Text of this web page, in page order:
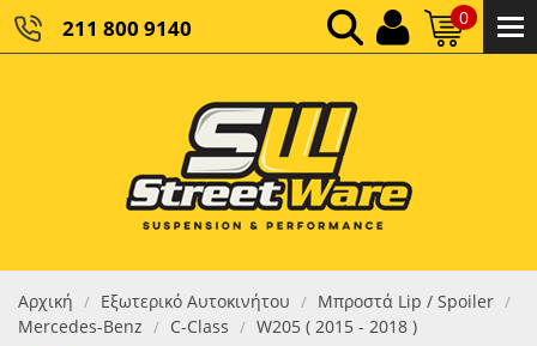
211 800 9140 0
ΚΑΘΑΡΌ ΣΎΝΟΛΟ:
ΤΕΛΙΚΌ ΣΎΝΟΛΟ:0,00 €
Αρχική / Εξωτερικό Αυτοκινήτου / Μπροστά Lip / Spoiler /
Mercedes-Benz / C-Class / W205 ( 2015 - 2018 )